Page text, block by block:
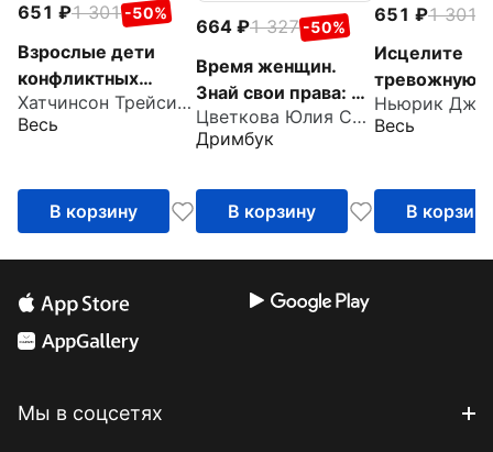
651 1 301 -50%
Взрослые дети
конфликтных
родителей. Как
освободиться от
травмы
Хатчинсон Трейси С.
Весь
В корзину
664 1 327 -50%
Время женщин.
Знай свои права: от
харассмента до
ЭКО
Цветкова Юлия Сергеевна
Дримбук
В корзину
651 1 301
Исцелите
тревожную
отпустить
выстроить
надежные
отношения
Ньюрик
Весь
В корзину
Мы в соцсетях